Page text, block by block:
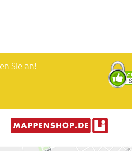
Sie an!